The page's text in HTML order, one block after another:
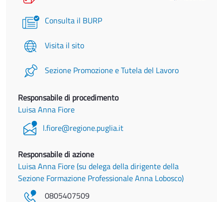
Consulta il BURP
Visita il sito
Sezione Promozione e Tutela del Lavoro
Responsabile di procedimento
Luisa Anna Fiore
l.fiore@regione.puglia.it
Responsabile di azione
Luisa Anna Fiore (su delega della dirigente della
Sezione Formazione Professionale Anna Lobosco)
0805407509